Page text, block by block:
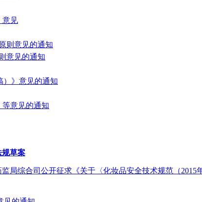
意见
则意见的通知
意见的通知
）》意见的通知
意见的通知
规草案
监局综合司公开征求《关于〈化妆品安全技术规范（2015